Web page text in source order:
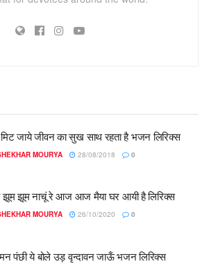
जाये जीवन का सुख साथ रहता है भजन लिरिक्स
MOURYA 28/08/2018 0
झूम झूम नाचूं रे आज आज मैया घर आयी है लिरिक्स
MOURYA 26/10/2020 0
पंछी ये बोले उड़ वृन्दावन जाऊँ भजन लिरिक्स